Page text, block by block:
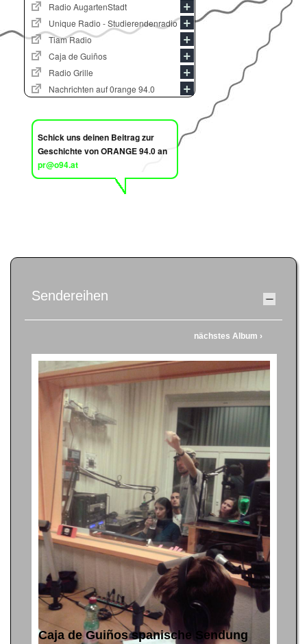
Radio AugartenStadt
Unique Radio - Studierendenradio
Tiam Radio
Caja de Guiños
Radio Grille
Nachrichten auf 0range 94.0
Schick uns deinen Beitrag zur
Geschichte von ORANGE 94.0 an
pr@o94.at